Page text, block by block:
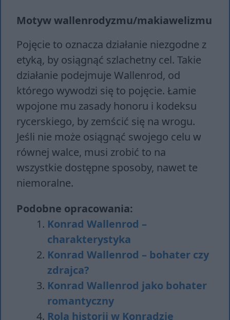
Motyw wallenrodyzmu/makiawelizmu
Pojęcie to oznacza działanie niezgodne z
etyką, by osiągnąć szlachetny cel. Takie
działanie podejmuje Wallenrod, od
którego wywodzi się to pojęcie. Łamie
wpojone mu zasady honoru i kodeksu
rycerskiego, by zemścić się na wrogu.
Jeśli nie może osiągnąć swojego celu w
równej walce, musi zrobić to na
wszystkie dostępne sposoby, nawet te
niemoralne.
Podobne opracowania:
Konrad Wallenrod –
charakterystyka
Konrad Wallenrod – bohater czy
zdrajca?
Konrad Wallenrod jako bohater
romantyczny
Rola historii w Konradzie